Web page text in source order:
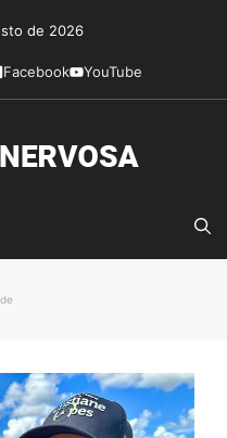
de 2026
Facebook YouTube